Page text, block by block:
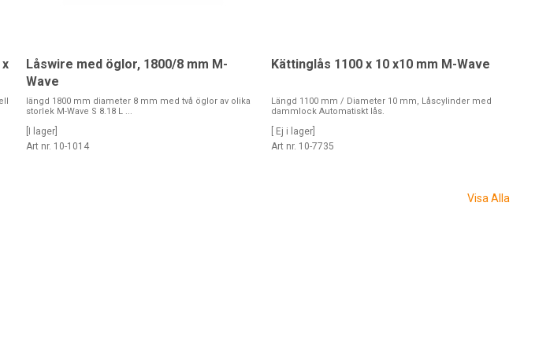
Låswire med öglor, 1800/8 mm M-
Wave
längd 1800 mm diameter 8 mm med två öglor av olika
storlek M-Wave S 8.18 L ...
[I lager]
Art nr. 10-1014
Kättinglås 1100 x 10 x10 mm M-Wave
Längd 1100 mm / Diameter 10 mm, Låscylinder med
dammlock Automatiskt lås.
[ Ej i lager]
Art nr. 10-7735
Visa Alla